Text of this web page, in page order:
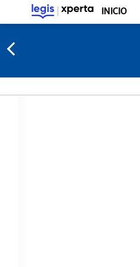
INICIO